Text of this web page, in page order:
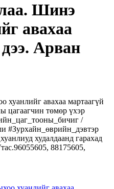
Шинэ
авахаа
Арван
авахаа мартаагүй
цагаагчин төмөр үхэр
/
#Зурхайн_өврийн_дэвтэр
худалдаанд гарахад
88175605,